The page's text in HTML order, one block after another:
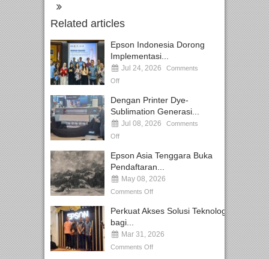
Related articles
Epson Indonesia Dorong
Implementasi...
Jul 24, 2026
Comments
Off
Dengan Printer Dye-
Sublimation Generasi...
Jul 08, 2026
Comments
Off
Epson Asia Tenggara Buka
Pendaftaran...
May 08, 2026
Comments Off
Perkuat Akses Solusi Teknologi
bagi...
Mar 31, 2026
Comments Off